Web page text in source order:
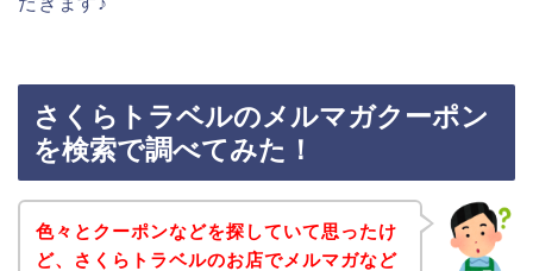
さくらトラベルのメルマガクーポン
を検索で調べてみた！
色々とクーポンなどを探していて思ったけ
ど、さくらトラベルのお店でメルマガなど